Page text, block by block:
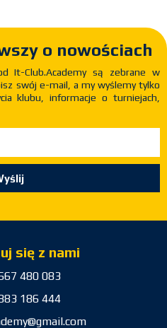
o nowościach
It-Club.Academy są zebrane w
swój e-mail, a my wyślemy tylko
klubu, informacje o turniejach,
się z nami
480 083
186 444